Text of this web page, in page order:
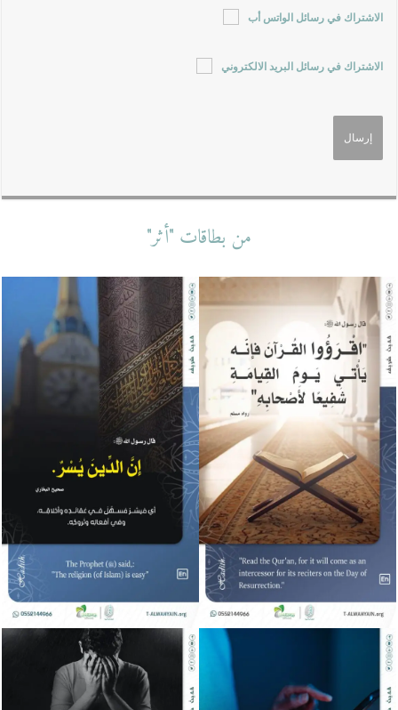
الاشتراك في رسائل الواتس أب
الاشتراك في رسائل البريد الالكتروني
من بطاقات "أثر"